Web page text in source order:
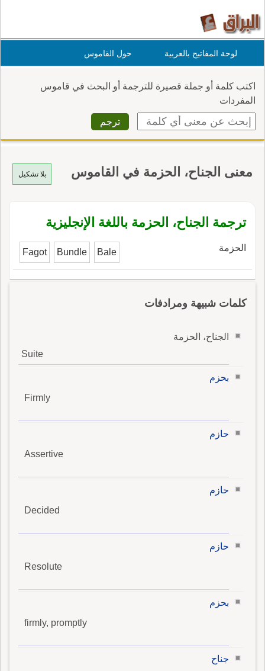
لوحة المفاتيح بالعربية حول القاموس
اكتب كلمة أو جملة قصيرة للترجمة أو البحث في قاموس
المفردات
بلا تشكيل معنى الجناح، الحزمة في القاموس
ترجمة الجناح، الحزمة باللغة الإنجليزية
الحزمة Fagot Bundle Bale
كلمات شبيهة ومرادفات
الجناح، الحزمة
Suite
بحزم
Firmly
حازم
Assertive
حازم
Decided
حازم
Resolute
بحزم
firmly, promptly
جناح